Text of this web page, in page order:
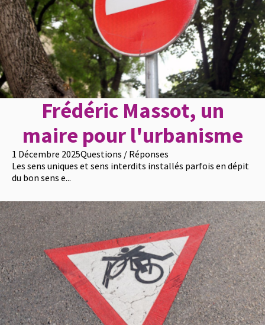
Frédéric Massot, un
maire pour l'urbanisme
1 Décembre 2025Questions / Réponses
Les sens uniques et sens interdits installés parfois en dépit
du bon sens e...